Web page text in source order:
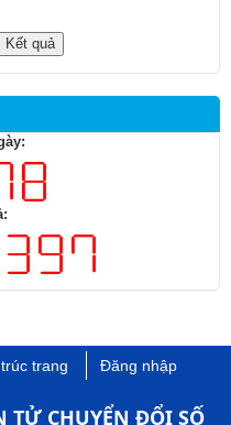
trang Đăng nhập
TỬ CHUYỂN ĐỔI SỐ